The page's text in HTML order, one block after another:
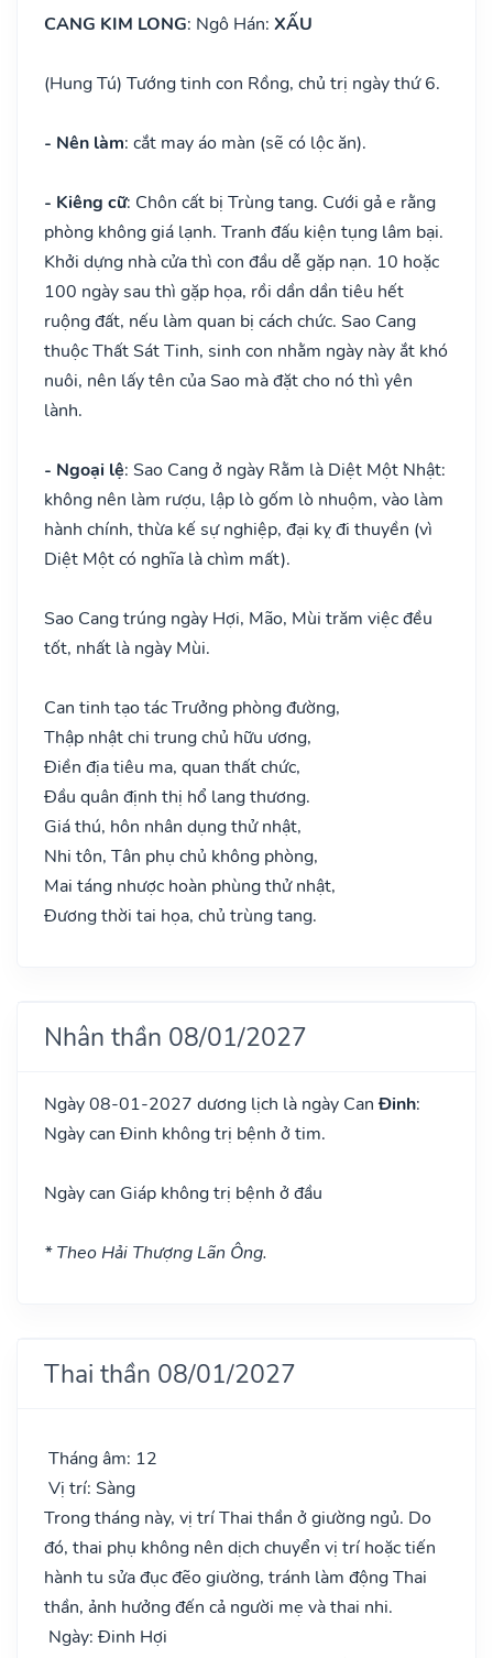
CANG KIM LONG: Ngô Hán: XẤU
(Hung Tú) Tướng tinh con Rồng, chủ trị ngày thứ 6.
- Nên làm: cắt may áo màn (sẽ có lộc ăn).
- Kiêng cữ: Chôn cất bị Trùng tang. Cưới gả e rằng
phòng không giá lạnh. Tranh đấu kiện tụng lâm bại.
Khởi dựng nhà cửa thì con đầu dễ gặp nạn. 10 hoặc
100 ngày sau thì gặp họa, rồi dần dần tiêu hết
ruộng đất, nếu làm quan bị cách chức. Sao Cang
thuộc Thất Sát Tinh, sinh con nhằm ngày này ắt khó
nuôi, nên lấy tên của Sao mà đặt cho nó thì yên
lành.
- Ngoại lệ: Sao Cang ở ngày Rằm là Diệt Một Nhật:
không nên làm rượu, lập lò gốm lò nhuộm, vào làm
hành chính, thừa kế sự nghiệp, đại kỵ đi thuyền (vì
Diệt Một có nghĩa là chìm mất).
Sao Cang trúng ngày Hợi, Mão, Mùi trăm việc đều
tốt, nhất là ngày Mùi.
Can tinh tạo tác Trưởng phòng đường,
Thập nhật chi trung chủ hữu ương,
Điền địa tiêu ma, quan thất chức,
Đầu quân định thị hổ lang thương.
Giá thú, hôn nhân dụng thử nhật,
Nhi tôn, Tân phụ chủ không phòng,
Mai táng nhược hoàn phùng thử nhật,
Đương thời tai họa, chủ trùng tang.
Nhân thần 08/01/2027
Ngày 08-01-2027 dương lịch là ngày CanĐinh:
Ngày can Đinh không trị bệnh ở tim.
Ngày can Giáp không trị bệnh ở đầu
* Theo Hải Thượng Lãn Ông.
Thai thần 08/01/2027
Tháng âm: 12
Vị trí: Sàng
Trong tháng này, vị trí Thai thần ở giường ngủ. Do
đó, thai phụ không nên dịch chuyển vị trí hoặc tiến
hành tu sửa đục đẽo giường, tránh làm động Thai
thần, ảnh hưởng đến cả người mẹ và thai nhi.
Ngày: Đinh Hợi